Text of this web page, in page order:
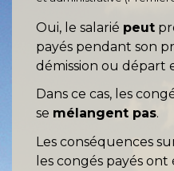
Oui, le salarié peut
payés pendant son
démission ou départ
Dans ce cas, les
se mélangent pas.
Les conséquences
les congés payés